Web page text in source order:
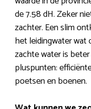
de 7.58 dH. Zeker
zachter. Een slim
het leidingwater wat
zachte water is
pluspunten:
poetsen en boenen.